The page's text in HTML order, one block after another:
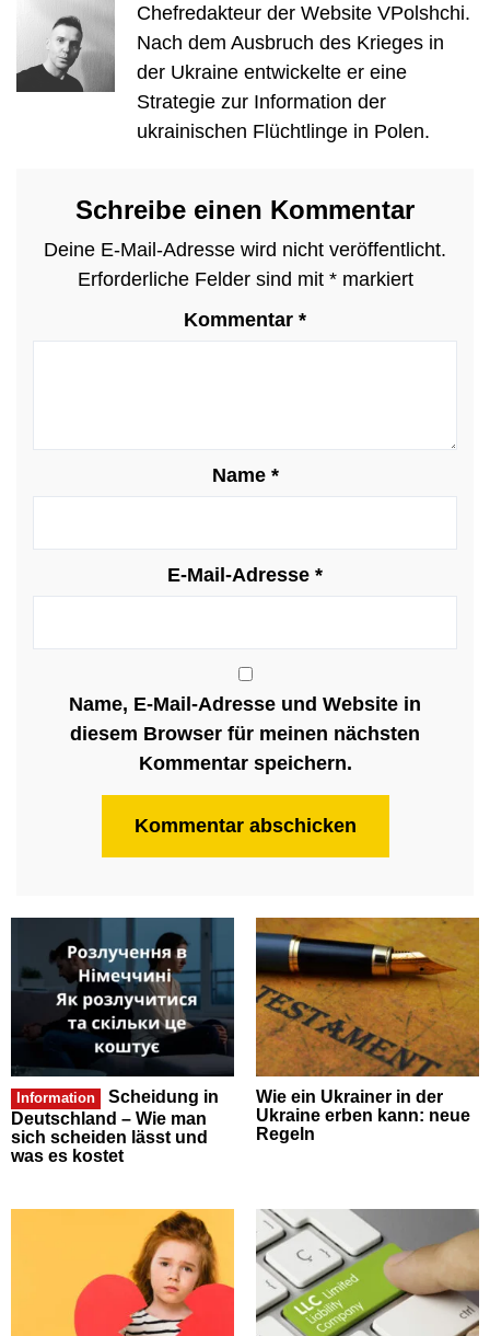
Chefredakteur der Website VPolshchi.
Nach dem Ausbruch des Krieges in
der Ukraine entwickelte er eine
Strategie zur Information der
ukrainischen Flüchtlinge in Polen.
Schreibe einen Kommentar
Deine E-Mail-Adresse wird nicht veröffentlicht.
Erforderliche Felder sind mit *markiert
Kommentar *
Name *
E-Mail-Adresse *
Name, E-Mail-Adresse und Website in
diesem Browser für meinen nächsten
Kommentar speichern.
Information
Scheidung in
Deutschland – Wie man
sich scheiden lässt und
was es kostet
Wie ein Ukrainer in der
Ukraine erben kann: neue
Regeln